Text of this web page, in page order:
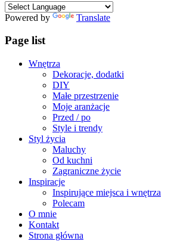
Powered by Translate
Page list
Wnętrza
Dekoracje, dodatki
DIY
Małe przestrzenie
Moje aranżacje
Przed / po
Style i trendy
Styl życia
Maluchy
Od kuchni
Zagraniczne życie
Inspiracje
Inspirujące miejsca i wnętrza
Polecam
O mnie
Kontakt
Strona główna